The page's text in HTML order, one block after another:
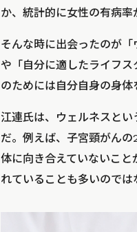
か、統計的に女性の有病率
そんな時に出会ったのが「
や「自分に適したライフ
のためには自分自身の身体
江連氏は、ウェルネスと
だ。例えば、子宮頸がん
体に向き合えていないこ
れていることも多いのでは